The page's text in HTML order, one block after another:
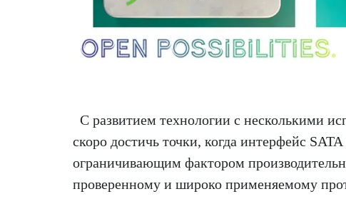
С развитием технологии с несколькими
скоро достичь точки, когда интерфейс
ограничивающим фактором
проверенному и широко применяемому